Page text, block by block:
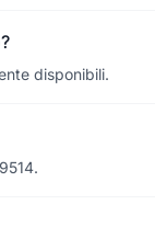
disponibili.